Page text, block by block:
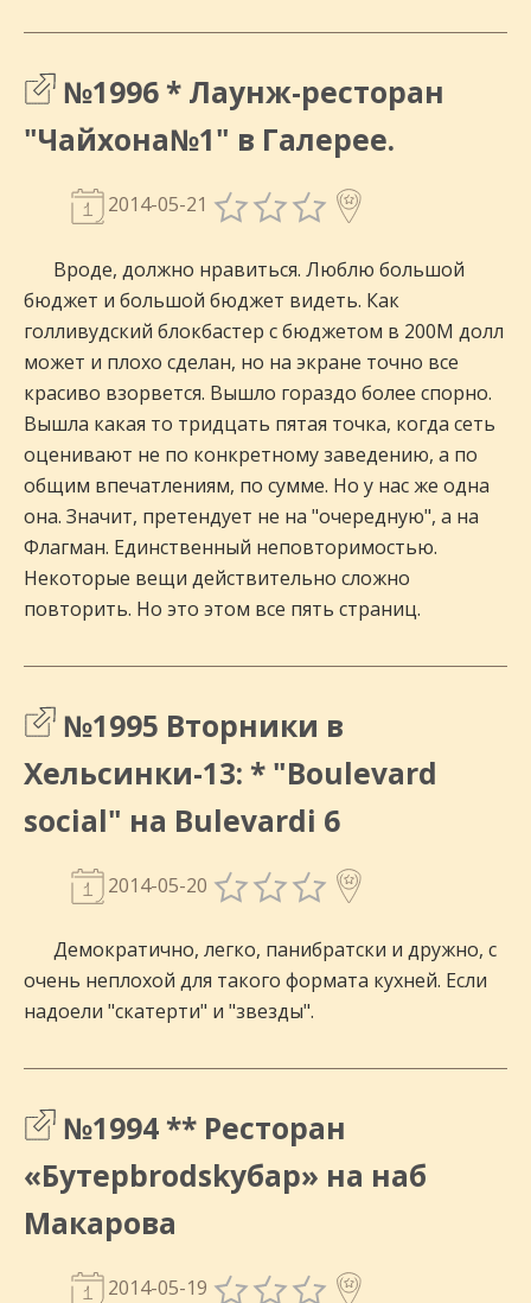
№1996 * Лаунж-ресторан
"Чайхона№1" в Галерее.
2014-05-21
Вроде, должно нравиться. Люблю большой
бюджет и большой бюджет видеть. Как
голливудский блокбастер с бюджетом в 200М долл
может и плохо сделан, но на экране точно все
красиво взорвется. Вышло гораздо более спорно.
Вышла какая то тридцать пятая точка, когда сеть
оценивают не по конкретному заведению, а по
общим впечатлениям, по сумме. Но у нас же одна
она. Значит, претендует не на "очередную", а на
Флагман. Единственный неповторимостью.
Некоторые вещи действительно сложно
повторить. Но это этом все пять страниц.
№1995 Вторники в
Хельсинки-13: * "Boulevard
social" на Bulevardi 6
2014-05-20
Демократично, легко, панибратски и дружно, с
очень неплохой для такого формата кухней. Если
надоели "скатерти" и "звезды".
№1994 ** Ресторан
«Бутерbrodskyбар» на наб
Макарова
2014-05-19